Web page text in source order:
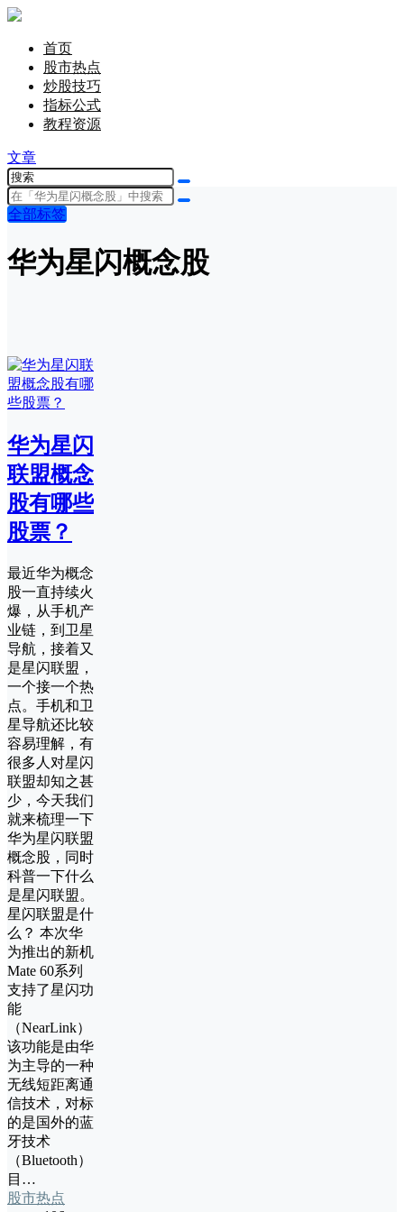
首页
股市热点
炒股技巧
指标公式
教程资源
文章
全部标签
华为星闪概念股
华为星闪
联盟概念
股有哪些
股票？
最近华为概念
股一直持续火
爆，从手机产
业链，到卫星
导航，接着又
是星闪联盟，
一个接一个热
点。手机和卫
星导航还比较
容易理解，有
很多人对星闪
联盟却知之甚
少，今天我们
就来梳理一下
华为星闪联盟
概念股，同时
科普一下什么
是星闪联盟。
星闪联盟是什
么？ 本次华
为推出的新机
Mate 60系列
支持了星闪功
能
（NearLink），
该功能是由华
为主导的一种
无线短距离通
信技术，对标
的是国外的蓝
牙技术
（Bluetooth），
目…
股市热点